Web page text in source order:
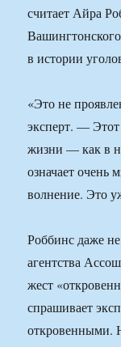
считает Айра
в истории
«Это не
эксперт. — Этот
жизни — как в
означает очень
волнение. Это
Роббинс даже
агентства
жест
спрашивает
откровенными.